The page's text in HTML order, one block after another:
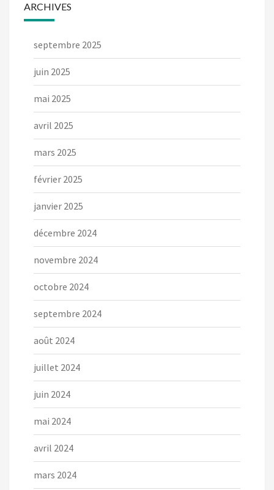
ARCHIVES
septembre 2025
juin 2025
mai 2025
avril 2025
mars 2025
février 2025
janvier 2025
décembre 2024
novembre 2024
octobre 2024
septembre 2024
août 2024
juillet 2024
juin 2024
mai 2024
avril 2024
mars 2024